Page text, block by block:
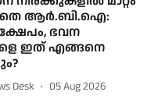
ആർ.ബി.ഐ:
ഭവന
ഇത് എങ്ങനെ
Desk 05 Aug 2026